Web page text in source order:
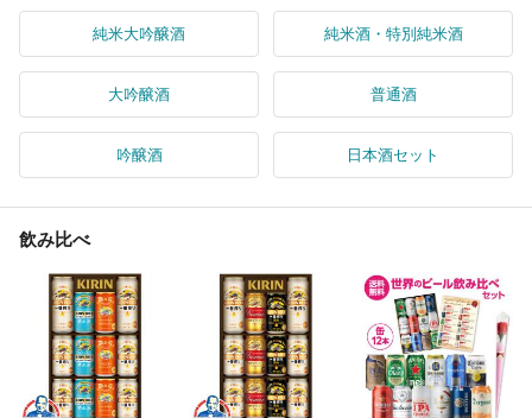
純米大吟醸酒 純米酒・特別純米酒
大吟醸酒 普通酒
吟醸酒 日本酒セット
飲み比べ